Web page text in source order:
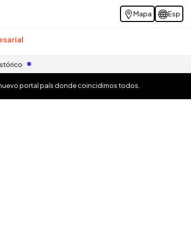
Mapa Esp
nuevo portal país donde coincidimos todos.